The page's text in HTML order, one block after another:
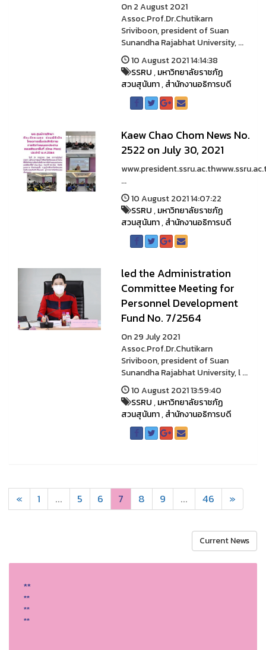
On 2 August 2021
Assoc.Prof.Dr.Chutikarn
Sriviboon, president of Suan
Sunandha Rajabhat University, ...
10 August 2021 14:14:38
SSRU,มหาวิทยาลัยราชภัฏ
สวนสุนันทา,สำนักงานอธิการบดี
Kaew Chao Chom News No.
2522 on July 30, 2021
...
10 August 2021 14:07:22
SSRU,มหาวิทยาลัยราชภัฏ
สวนสุนันทา,สำนักงานอธิการบดี
led the Administration
Committee Meeting for
Personnel Development
Fund No. 7/2564
On 29 July 2021
Assoc.Prof.Dr.Chutikarn
Sriviboon, president of Suan
Sunandha Rajabhat University, l ...
10 August 2021 13:59:40
SSRU,มหาวิทยาลัยราชภัฏ
สวนสุนันทา,สำนักงานอธิการบดี
« 1 ... 5 6 7 8 9 ... 46 »
Current News
**
**
**
**